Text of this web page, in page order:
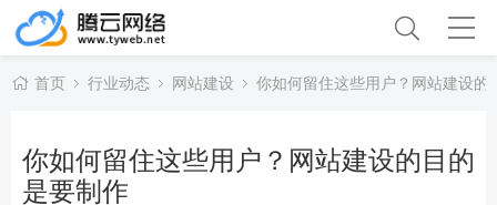
首页 行业动态 网站建设 你如何留住这些用户？网站建设的
你如何留住这些用户？网站建设的目的
是要制作